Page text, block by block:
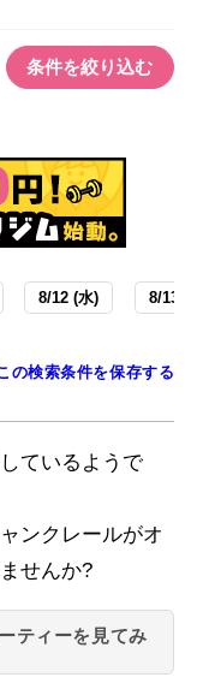
条件を絞り込む
8/12 (水) 8/13 (
の検索条件を保存する
ているようで
ンクレールがオ
せんか?
ティーを見てみ